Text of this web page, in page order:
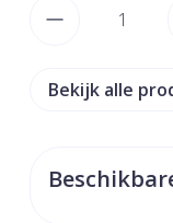
Bekijk alle